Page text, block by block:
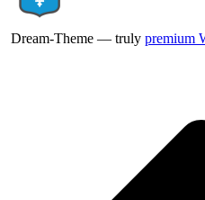
Dream-Theme — truly premium